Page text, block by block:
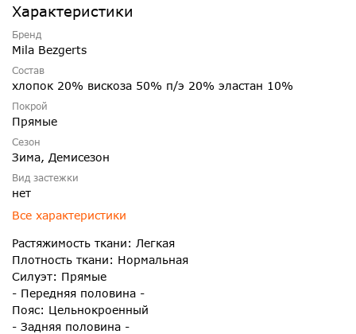
Характеристики
Бренд
Mila Bezgerts
Состав
хлопок 20% вискоза 50% п/э 20% эластан 10%
Покрой
Прямые
Сезон
Зима, Демисезон
Вид застежки
нет
Все характеристики
Растяжимость ткани: Легкая
Плотность ткани: Нормальная
Силуэт: Прямые
- Передняя половина -
Пояс: Цельнокроенный
- Задняя половина -